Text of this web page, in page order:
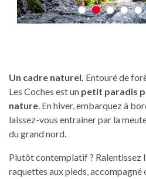
Un cadre naturel. Entouré de
Les Coches est un petit paradis
nature. En hiver, embarquez à
laissez-vous entrainer par la
du grand nord.
Plutôt contemplatif ? Ralentissez
raquettes aux pieds, accompagné